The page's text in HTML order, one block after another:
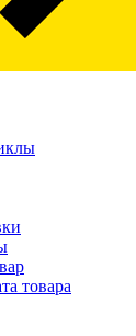
товара